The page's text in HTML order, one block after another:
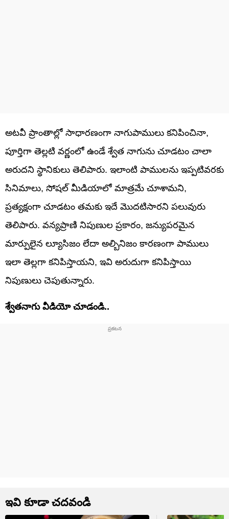
అటవీ ప్రాంతాల్లో సాధారణంగా నాగుపాములు కనిపించినా,
పూర్తిగా తెల్లటి వర్ణంలో ఉండే శ్వేత నాగును చూడటం చాలా
అరుదని స్థానికులు తెలిపారు. ఇలాంటి పాములను ఇప్పటివరకు
సినిమాలు, సోషల్ మీడియాలో మాత్రమే చూశామని,
ప్రత్యక్షంగా చూడటం తమకు ఇదే మొదటిసారని పలువురు
తెలిపారు. వన్యప్రాణి నిపుణుల ప్రకారం, జన్యుపరమైన
మార్పులైన ల్యూసిజం లేదా అల్బినిజం కారణంగా పాములు
ఇలా తెల్లగా కనిపిస్తాయని, ఇవి అరుదుగా కనిపిస్తాయి
నిపుణులు చెపుతున్నారు.
శ్వేతనాగు వీడియో చూడండి..
ఇవి కూడా చదవండి